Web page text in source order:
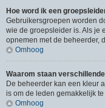
Hoe word ik een
Gebruikersgroepen worden
wie de groepsleider is. Als je
opnemen met de beheerder,
Omhoog
Waarom staan
De beheerder kan een kleur
is om de leden gemakkelijk
Omhoog